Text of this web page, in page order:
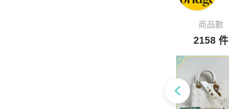
商品數
2158 件